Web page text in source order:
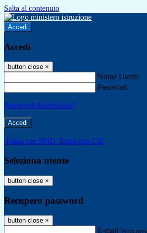
Salta al contenuto
Accedi
Accedi
button close ×
Nome Utente
Password
Password dimenticata?
-
Entra con SPID Entra con CIE
Seleziona utente
button close ×
Recupero password
button close ×
E-mail Verrà